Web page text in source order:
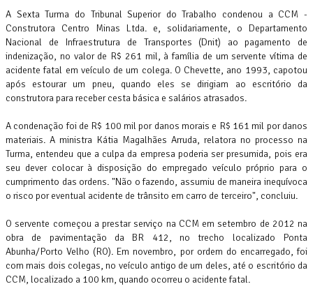
A Sexta Turma do Tribunal Superior do Trabalho condenou a CCM -
Construtora Centro Minas Ltda. e, solidariamente, o Departamento
Nacional de Infraestrutura de Transportes (Dnit) ao pagamento de
indenização, no valor de R$ 261 mil, à família de um servente vítima de
acidente fatal em veículo de um colega. O Chevette, ano 1993, capotou
após estourar um pneu, quando eles se dirigiam ao escritório da
construtora para receber cesta básica e salários atrasados.
A condenação foi de R$ 100 mil por danos morais e R$ 161 mil por danos
materiais. A ministra Kátia Magalhães Arruda, relatora no processo na
Turma, entendeu que a culpa da empresa poderia ser presumida, pois era
seu dever colocar à disposição do empregado veículo próprio para o
cumprimento das ordens. "Não o fazendo, assumiu de maneira inequívoca
o risco por eventual acidente de trânsito em carro de terceiro", concluiu.
O servente começou a prestar serviço na CCM em setembro de 2012 na
obra de pavimentação da BR 412, no trecho localizado Ponta
Abunha/Porto Velho (RO). Em novembro, por ordem do encarregado, foi
com mais dois colegas, no veículo antigo de um deles, até o escritório da
CCM, localizado a 100 km, quando ocorreu o acidente fatal.